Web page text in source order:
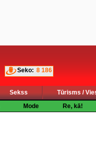
Seko: 8 186
Sekss
Tūrisms /
Mode Re, kā!